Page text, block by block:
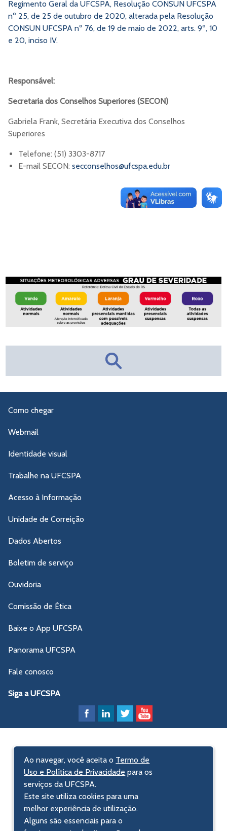
Regimento Geral da UFCSPA, Resolução CONSUN UFCSPA
nº 25, de 25 de outubro de 2020, alterada pela Resolução
CONSUN UFCSPA nº 76, de 19 de maio de 2022, arts. 9º, 10
e 20, inciso IV.
Responsável:
Secretaria dos Conselhos Superiores (SECON)
Gabriela Frank, Secretária Executiva dos Conselhos
Superiores
Telefone: (51) 3303-8717
E-mail SECON: secconselhos@ufcspa.edu.br
Como chegar
Webmail
Identidade visual
Trabalhe na UFCSPA
Acesso à Informação
Unidade de Correição
Dados Abertos
Boletim de serviço
Ouvidoria
Comissão de Ética
Baixe o App UFCSPA
Panorama UFCSPA
Fale conosco
Siga a UFCSPA
Ao navegar, você aceita o Termo de
Uso e Política de Privacidade para os
serviços da UFCSPA.
Este site utiliza cookies para uma
melhor experiência de utilização.
Alguns são essenciais para o